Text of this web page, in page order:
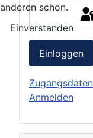
Einloggen
Anmelden
anderen schon.
Einverstanden